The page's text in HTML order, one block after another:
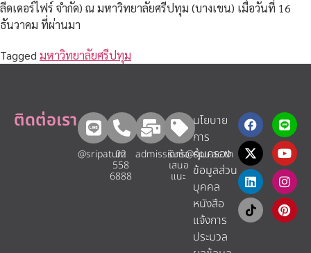
ลีดเดอร์ไฟร์ จำกัด) ณ มหาวิทยาลัยศรีปทุม (บางเขน) เมื่อวันที่ 16
ธันวาคม ที่ผ่านมา
Tagged มหาวิทยาลัยศรีปทุม
ติดต่อเรา
@sripatum
02
558
6888
admissions@spu.ac.th
รับข้อ
เสนอ
แนะ​
นโยบาย
การ
คุ้มครอง
ข้อมูลส่วน
บุคคล
หนังสือ
แจ้งการ
ประมวล